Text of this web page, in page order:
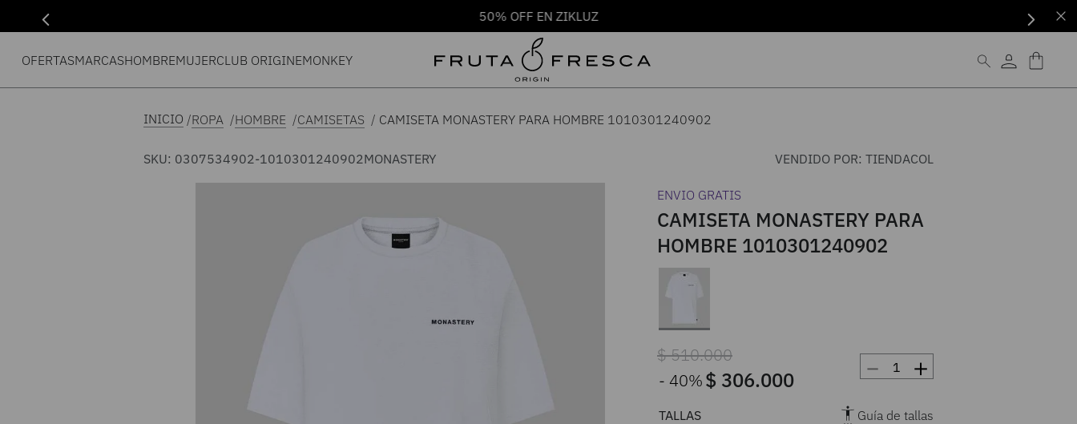
50% OFF EN ZIKLUZ
OFERTASMARCASHOMBREMUJERCLUB ORIGINEMONKEY
ROPA HOMBRE CAMISETAS CAMISETA MONASTERY PARA HOMBRE 1010301240902
SKU: 0307534902-1010301240902MONASTERY VENDIDO POR:TIENDACOL
ENVIO GRATIS
CAMISETA MONASTERY PARA
HOMBRE 1010301240902
$510.000
40%$ 306.000 ＋
－
Guía de tallas